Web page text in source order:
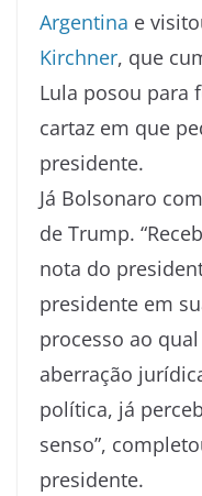
Argentina e
Kirchner, que
Lula posou para
cartaz em que
presidente.
Já Bolsonaro
de Trump.
nota do
presidente em
processo ao
aberração
política, já
senso”,
presidente.